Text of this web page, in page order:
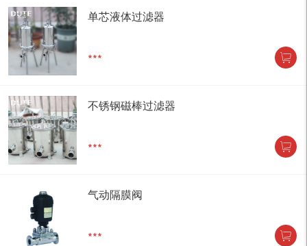
单芯液体过滤器
***
不锈钢磁棒过滤器
***
气动隔膜阀
***